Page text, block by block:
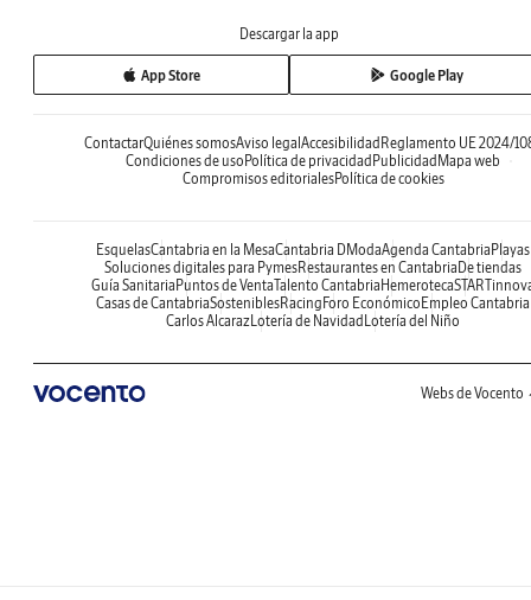
Descargar la app
App Store Google Play
ContactarQuiénes somosAviso legal Accesibilidad Reglamento UE 2024/
Condiciones de uso Política de privacidad Publicidad Mapa web
Compromisos editorialesPolítica de cookies
EsquelasCantabria en la MesaCantabria DModaAgenda Cantabria Playas
Soluciones digitales para PymesRestaurantes en Cantabria De tiendas
Guía Sanitaria Puntos de VentaTalento Cantabria Hemeroteca
Casas de CantabriaSosteniblesRacing Foro Económico Empleo Cantabria
Carlos AlcarazLotería de Navidad Lotería del Niño
Webs de Vocento